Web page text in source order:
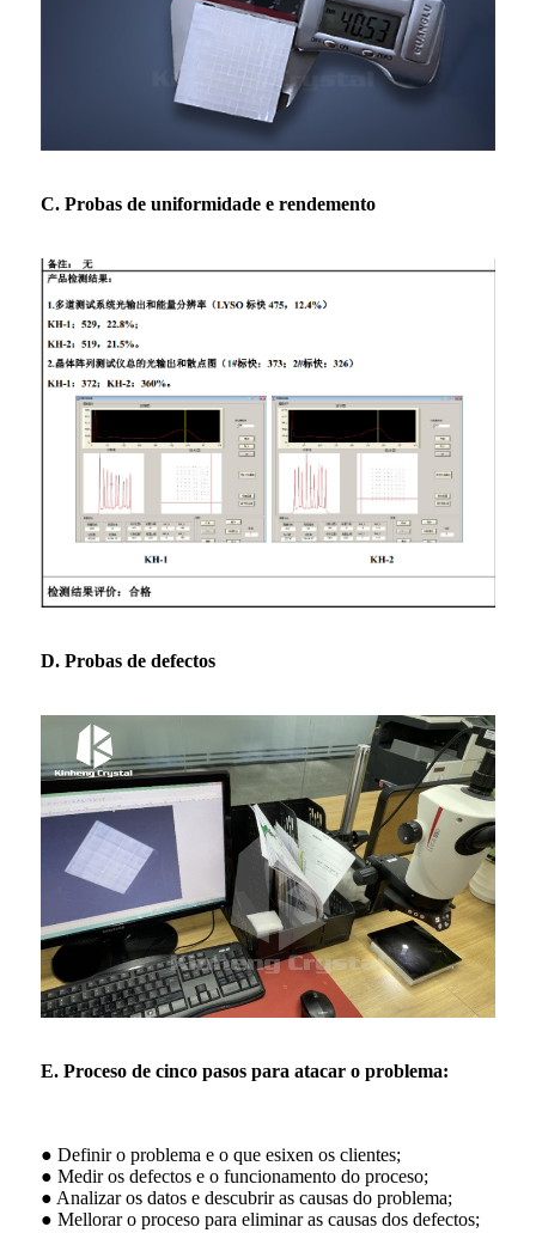
C. Probas de uniformidade e rendemento
D. Probas de defectos
E. Proceso de cinco pasos para atacar o problema:
● Definir o problema e o que esixen os clientes;
● Medir os defectos e o funcionamento do proceso;
● Analizar os datos e descubrir as causas do problema;
● Mellorar o proceso para eliminar as causas dos defectos;